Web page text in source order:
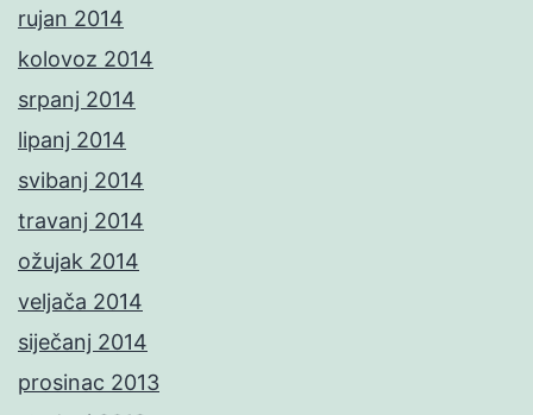
rujan 2014
kolovoz 2014
srpanj 2014
lipanj 2014
svibanj 2014
travanj 2014
ožujak 2014
veljača 2014
siječanj 2014
prosinac 2013